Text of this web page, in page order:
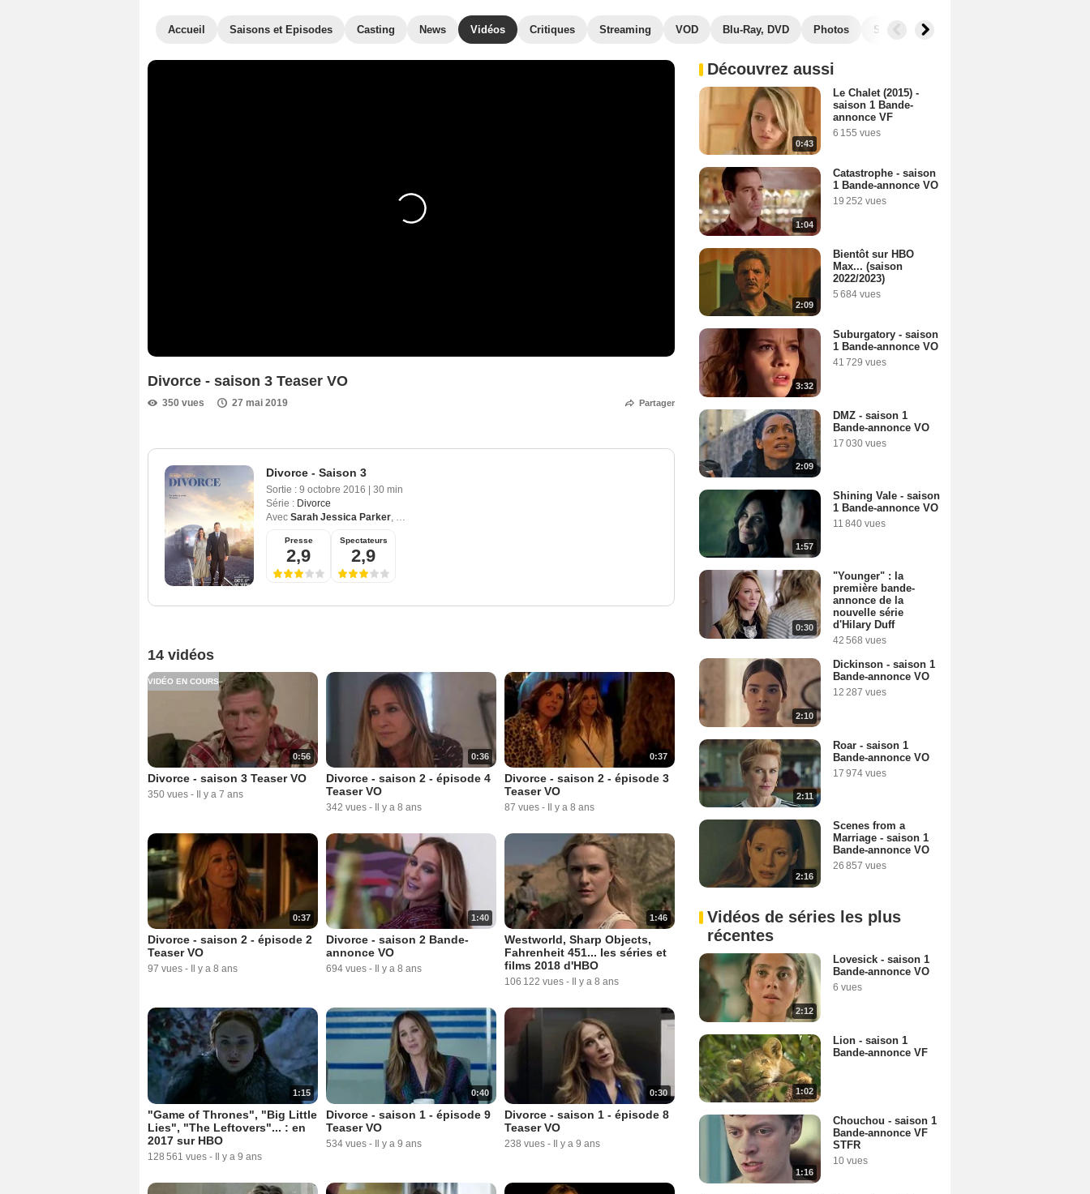
Accueil Saisons et Episodes Casting News Vidéos Critiques Streaming VOD Blu-Ray, DVD Photos Secrets de tournage
Divorce - saison 3 Teaser VO
350 vues 27 mai 2019 Partager
Divorce - Saison 3
Sortie : 9 octobre 2016
30 min
Série : Divorce
Avec Sarah Jessica Parker, Thomas Haden Church
Presse
2,9
Spectateurs
2,9
14 vidéos
0:56
VIDÉO EN COURS
Divorce - saison 3 Teaser VO
350 vues - Il y a 7 ans
0:36
Divorce - saison 2 - épisode 4
Teaser VO
342 vues - Il y a 8 ans
0:37
Divorce - saison 2 - épisode 3
Teaser VO
87 vues - Il y a 8 ans
0:37
Divorce - saison 2 - épisode 2
Teaser VO
97 vues - Il y a 8 ans
1:40
Divorce - saison 2 Bande-
annonce VO
694 vues - Il y a 8 ans
1:46
Westworld, Sharp Objects,
Fahrenheit 451... les séries et
films 2018 d'HBO
106 122 vues - Il y a 8 ans
1:15
"Game of Thrones", "Big Little
Lies", "The Leftovers"... : en
2017 sur HBO
128 561 vues - Il y a 9 ans
0:40
Divorce - saison 1 - épisode 9
Teaser VO
534 vues - Il y a 9 ans
0:30
Divorce - saison 1 - épisode 8
Teaser VO
238 vues - Il y a 9 ans
Découvrez aussi
0:43
Le Chalet (2015) -
saison 1 Bande-
annonce VF
6 155 vues
1:04
Catastrophe - saison
1 Bande-annonce VO
19 252 vues
2:09
Bientôt sur HBO
Max... (saison
2022/2023)
5 684 vues
3:32
Suburgatory - saison
1 Bande-annonce VO
41 729 vues
2:09
DMZ - saison 1
Bande-annonce VO
17 030 vues
1:57
Shining Vale - saison
1 Bande-annonce VO
11 840 vues
0:30
"Younger" : la
première bande-
annonce de la
nouvelle série
d'Hilary Duff
42 568 vues
2:10
Dickinson - saison 1
Bande-annonce VO
12 287 vues
2:11
Roar - saison 1
Bande-annonce VO
17 974 vues
2:16
Scenes from a
Marriage - saison 1
Bande-annonce VO
26 857 vues
Vidéos de séries les plus
récentes
2:12
Lovesick - saison 1
Bande-annonce VO
6 vues
1:02
Lion - saison 1
Bande-annonce VF
1:16
Chouchou - saison 1
Bande-annonce VF
STFR
10 vues